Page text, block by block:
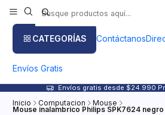
CATEGORÍAS Contáctanos
Envíos Gratis
Envíos gratis desde $24.990
Inicio Computacion Mouse
Mouse inalambrico Philips SPK7624 negro